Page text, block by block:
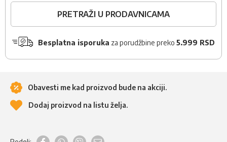
PRETRAŽI U PRODAVNICAMA
Besplatna isporuka za porudžbine preko 5.999 RSD
Obavesti me kad proizvod bude na akciji.
Dodaj proizvod na listu želja.